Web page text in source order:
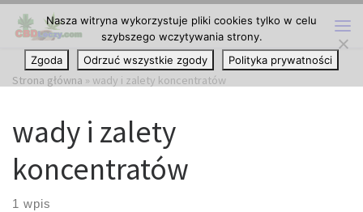
Przejdź do treści
Strona główna » wady i zalety koncentratów
wady i zalety
koncentratów
1 wpis
Nasza witryna wykorzystuje pliki cookies tylko w celu
szybszego wczytywania strony.
Zgoda
Odrzuć wszystkie zgody Polityka prywatności